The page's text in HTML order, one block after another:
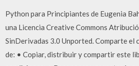
Python para Principiantes de Eugenia
una Licencia Creative Commons
SinDerivadas 3.0 Unported. Comparte el
de: • Copiar, distribuir y compartir este